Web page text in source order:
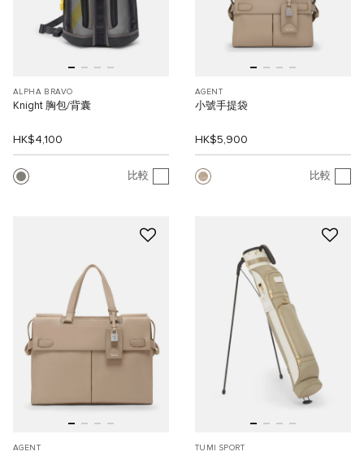
ALPHA BRAVO
Knight 胸包/背囊
HK$4,100
比較
AGENT
小號手提袋
HK$5,900
比較
AGENT TUMI SPORT